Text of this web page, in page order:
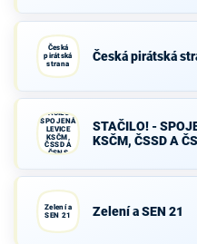
Česká
pirátská
strana
Česká pirátská
STAČILO! -
SPOJENÁ
LEVICE
KSČM,
ČSSD A
ČSNS
STAČILO! -
KSČM, ČSSD A
Zelení a
SEN 21
Zelení a SEN 21